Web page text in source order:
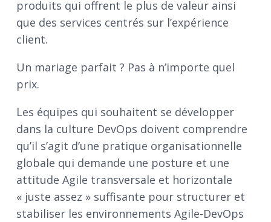
produits qui offrent le plus de valeur ainsi
que des services centrés sur l’expérience
client.
Un mariage parfait ? Pas à n’importe quel
prix.
Les équipes qui souhaitent se développer
dans la culture DevOps doivent comprendre
qu’il s’agit d’une pratique organisationnelle
globale qui demande une posture et une
attitude Agile transversale et horizontale
« juste assez » suffisante pour structurer et
stabiliser les environnements Agile-DevOps